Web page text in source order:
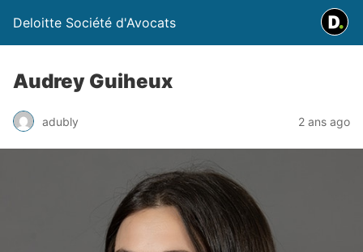
Deloitte Société d'Avocats
Audrey Guiheux
adubly 2 ans ago